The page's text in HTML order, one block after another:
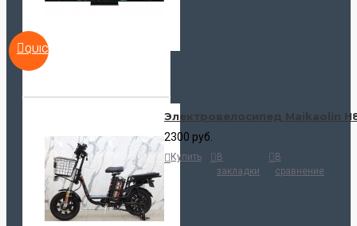
QUICKVIEW
Электровелосипед Maikaolin
2300 руб.
Купить
В
закладки
В
сравнение